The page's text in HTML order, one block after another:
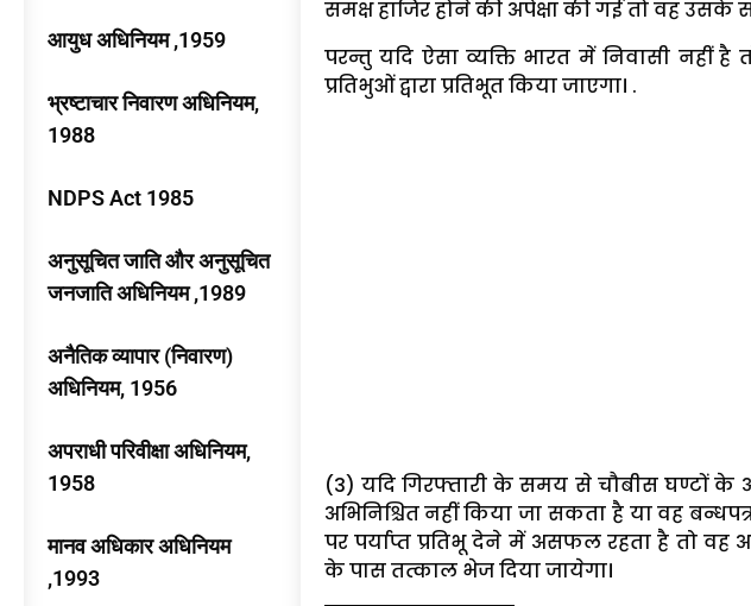
आयुध अधिनियम ,1959
भ्रष्टाचार निवारण अधिनियम,
1988
NDPS Act 1985
अनुसूचित जाति और अनुसूचित
जनजाति अधिनियम ,1989
अनैतिक व्यापार (निवारण)
अधिनियम, 1956
अपराधी परिवीक्षा अधिनियम,
1958
मानव अधिकार अधिनियम
,1993
समक्ष हाजिर होने की अपेक्षा की गई तो वह उसके
परन्तु यदि ऐसा व्यक्ति भारत में निवासी नहीं है
प्रतिभुओं द्वारा प्रतिभूत किया जाएगा। .
(3) यदि गिरफ्तारी के समय से चौबीस घण्टों के
अभिनिश्चित नहीं किया जा सकता है या वह
पर पर्याप्त प्रतिभू देने में असफल रहता है तो वह
के पास तत्काल भेज दिया जायेगा।